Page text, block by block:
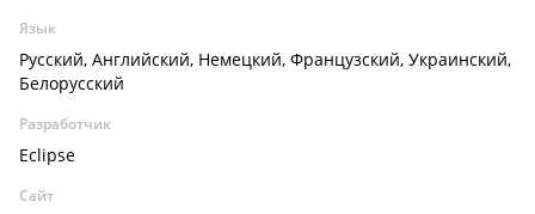
Язык
Русский, Английский, Немецкий, Французский, Украинский,
Белорусский
Разработчик
Eclipse
Сайт